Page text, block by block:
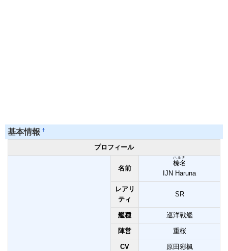
基本情報 †
プロフィール
名前
榛名
ハルナ
IJN Haruna
レアリ
ティ
SR
艦種 巡洋戦艦
陣営 重桜
CV 原田彩楓